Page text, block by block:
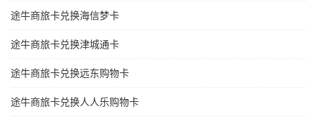
途牛商旅卡兑换海信梦卡
途牛商旅卡兑换津城通卡
途牛商旅卡兑换远东购物卡
途牛商旅卡兑换人人乐购物卡